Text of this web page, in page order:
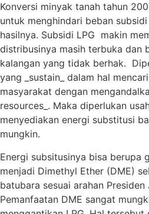
Konversi minyak tanah tahun
untuk menghindari beban
hasilnya. Subsidi LPG makin
distribusinya masih terbuka dan
kalangan yang tidak berhak.
yang _sustain_ dalam hal
masyarakat dengan
resources_. Maka diperlukan
menyediakan energi substitusi
mungkin.
Energi subsitusinya bisa berupa
menjadi Dimethyl Ether (DME)
batubara sesuai arahan
Pemanfaatan DME sangat